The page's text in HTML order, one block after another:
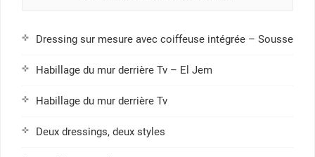
Dressing sur mesure avec coiffeuse intégrée – Sousse
Habillage du mur derrière Tv – El Jem
Habillage du mur derrière Tv
Deux dressings, deux styles